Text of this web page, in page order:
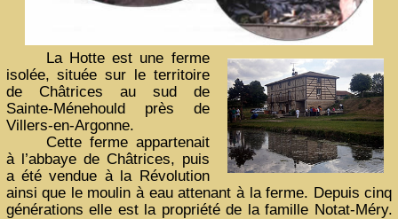
La Hotte est une ferme
isolée, située sur le territoire
de Châtrices au sud de
Sainte-Ménehould près de
Villers-en-Argonne.
Cette ferme appartenait
à l’abbaye de Châtrices, puis
a été vendue à la Révolution
ainsi que le moulin à eau attenant à la ferme. Depuis cinq
générations elle est la propriété de la famille Notat-Méry.